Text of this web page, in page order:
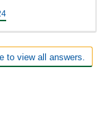
to view all answers.